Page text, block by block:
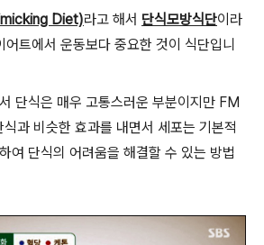
Diet)라고 해서 단식모방식단이라
트에서 운동보다 중요한 것이 식단입니
단식은 매우 고통스러운 부분이지만 FM
과 비슷한 효과를 내면서 세포는 기본적
여 단식의 어려움을 해결할 수 있는 방법